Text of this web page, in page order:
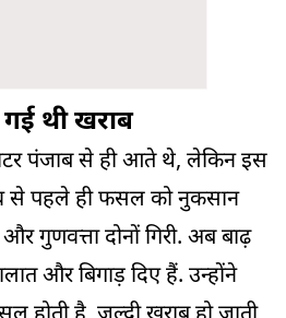
थी खराब
पंजाब से ही आते थे, लेकिन इस
से पहले ही फसल को नुकसान
गुणवत्ता दोनों गिरी. अब बाढ़
और बिगाड़ दिए हैं. उन्होंने
होती है, जल्दी खराब हो जाती